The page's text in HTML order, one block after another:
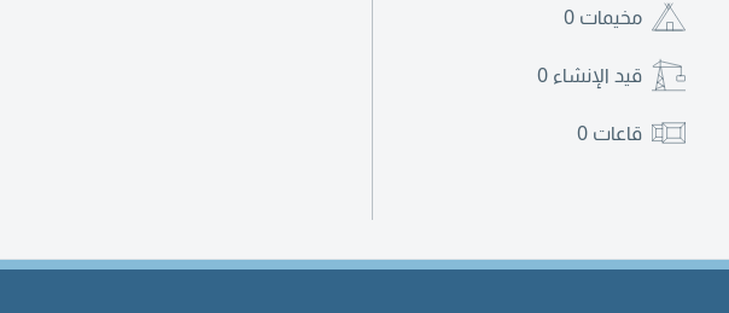
مخيمات 0
قيد الإنشاء 0
قاعات 0